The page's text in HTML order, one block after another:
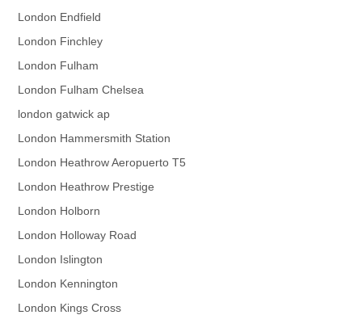
London Endfield
London Finchley
London Fulham
London Fulham Chelsea
london gatwick ap
London Hammersmith Station
London Heathrow Aeropuerto T5
London Heathrow Prestige
London Holborn
London Holloway Road
London Islington
London Kennington
London Kings Cross